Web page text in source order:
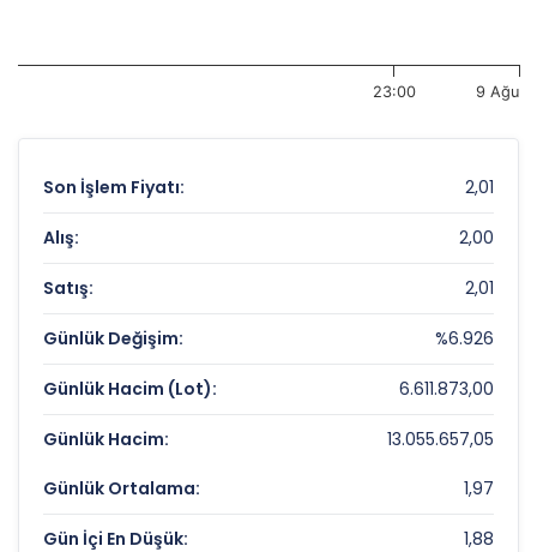
23:00 9 Ağu
Son İşlem Fiyatı: 2,01
Alış: 2,00
Satış: 2,01
Günlük Değişim: %6.926
Günlük Hacim (Lot): 6.611.873,00
Günlük Hacim: 13.055.657,05
Günlük Ortalama: 1,97
Gün İçi En Düşük: 1,88